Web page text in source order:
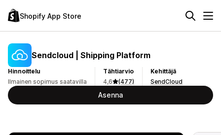
Shopify App Store
Sendcloud | Shipping Platform
Hinnoittelu
Ilmainen sopimus saatavilla
Tähtiarvio
4,6
(477)
Kehittäjä
SendCloud
Asenna